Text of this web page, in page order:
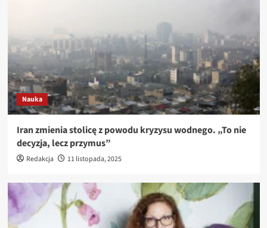
Nauka
Iran zmienia stolicę z powodu kryzysu wodnego. „To nie
decyzja, lecz przymus”
Redakcja 11 listopada, 2025